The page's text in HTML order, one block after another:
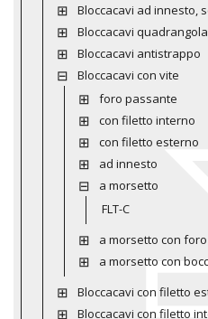
Bloccacavi ad innesto,
Bloccacavi
Bloccacavi antistrappo
Bloccacavi con vite
foro passante
con filetto interno
con filetto esterno
ad innesto
a morsetto
FLT-C
a morsetto con foro
a morsetto con
Bloccacavi con filetto
Bloccacavi con filetto